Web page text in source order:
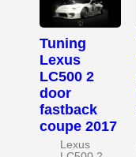
Tuning
Lexus
LC500 2
door
fastback
coupe 2017
Lexus